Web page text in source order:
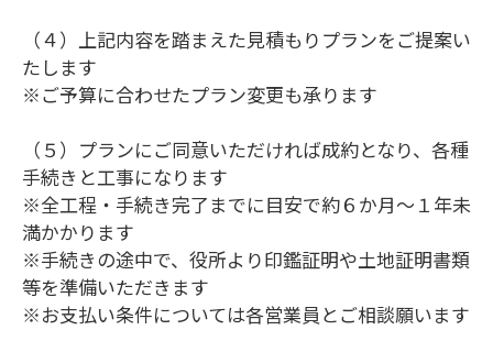
（４）上記内容を踏まえた見積もりプランをご提案い
たします
※ご予算に合わせたプラン変更も承ります
（５）プランにご同意いただければ成約となり、各種
手続きと工事になります
※全工程・手続き完了までに目安で約６か月～１年未
満かかります
※手続きの途中で、役所より印鑑証明や土地証明書類
等を準備いただきます
※お支払い条件については各営業員とご相談願います